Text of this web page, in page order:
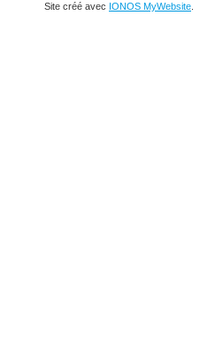
Site créé avec IONOS MyWebsite